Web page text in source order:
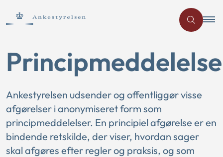
Ankestyrelsen udsender og offentliggør visse
afgørelser i anonymiseret form som
principmeddelelser. En principiel afgørelse er en
bindende retskilde, der viser, hvordan sager
skal afgøres efter regler og praksis, og som